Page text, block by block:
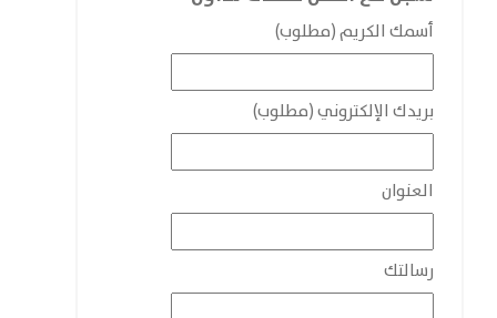
أسمك الكريم (مطلوب)
بريدك الإلكتروني (مطلوب)
العنوان
رسالتك